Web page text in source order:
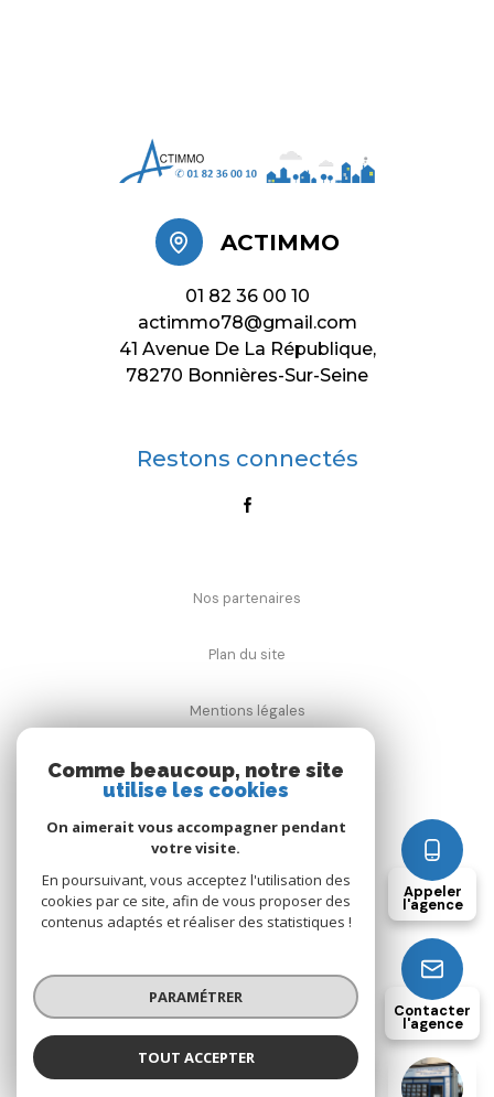
ACTIMMO
Appeler
l'agence
Contacter
l'agence
ACTIMMO
01 82 36 00 10
actimmo78@gmail.com
41 Avenue De La République,
78270 Bonnières-Sur-Seine
Restons connectés
Nos partenaires
Plan du site
Mentions légales
Admin
Nos honoraires
Politique RGPD
Réalisé par
Comme beaucoup, notre site
utilise les cookies
On aimerait vous accompagner pendant
votre visite.
En poursuivant, vous acceptez l'utilisation des
cookies par ce site, afin de vous proposer des
contenus adaptés et réaliser des statistiques !
PARAMÉTRER
TOUT ACCEPTER